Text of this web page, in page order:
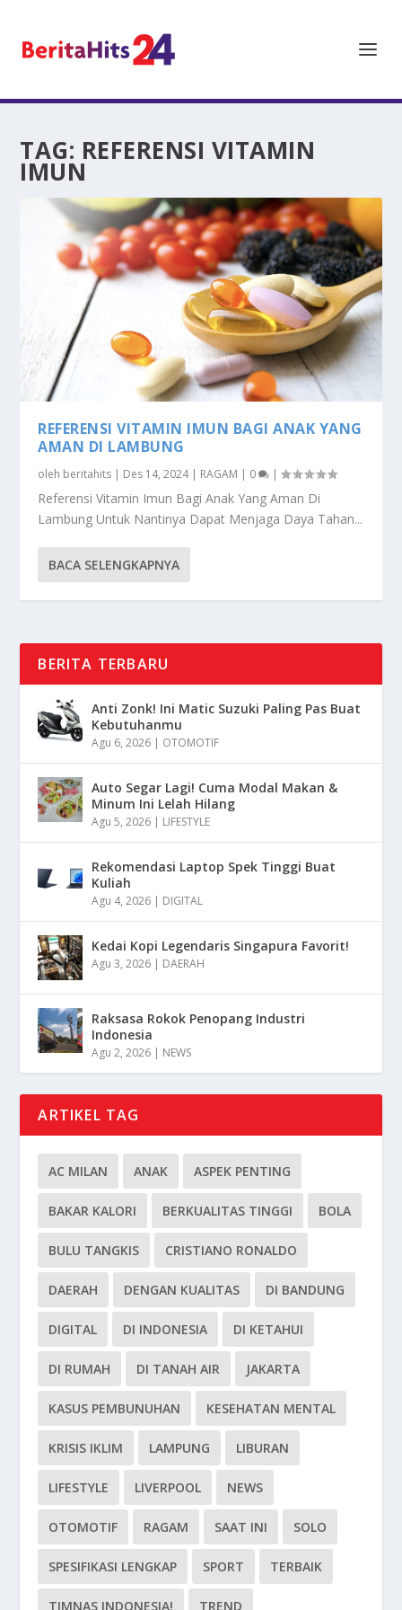
TAG: REFERENSI VITAMIN
IMUN
REFERENSI VITAMIN IMUN BAGI ANAK YANG
AMAN DI LAMBUNG
oleh beritahits | Des 14, 2024| RAGAM | 0 |
Referensi Vitamin Imun Bagi Anak Yang Aman Di
Lambung Untuk Nantinya Dapat Menjaga Daya Tahan...
BACA SELENGKAPNYA
BERITA TERBARU
Anti Zonk! Ini Matic Suzuki Paling Pas Buat
Kebutuhanmu
Agu 6, 2026 | OTOMOTIF
Auto Segar Lagi! Cuma Modal Makan &
Minum Ini Lelah Hilang
Agu 5, 2026 | LIFESTYLE
Rekomendasi Laptop Spek Tinggi Buat
Kuliah
Agu 4, 2026 | DIGITAL
Kedai Kopi Legendaris Singapura Favorit!
Agu 3, 2026 | DAERAH
Raksasa Rokok Penopang Industri
Indonesia
Agu 2, 2026 | NEWS
ARTIKEL TAG
AC MILAN ANAK ASPEK PENTING
BAKAR KALORI BERKUALITAS TINGGI BOLA
BULU TANGKIS CRISTIANO RONALDO
DAERAH DENGAN KUALITAS DI BANDUNG
DIGITAL DI INDONESIA DI KETAHUI
DI RUMAH DI TANAH AIR JAKARTA
KASUS PEMBUNUHAN KESEHATAN MENTAL
KRISIS IKLIM LAMPUNG LIBURAN
LIFESTYLE LIVERPOOL NEWS
OTOMOTIF RAGAM SAAT INI SOLO
SPESIFIKASI LENGKAP SPORT TERBAIK
TIMNAS INDONESIA! TREND